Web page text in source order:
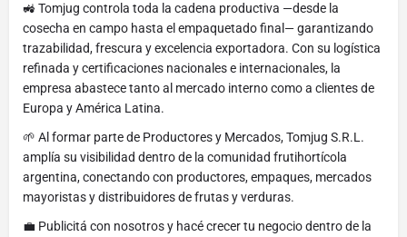
🚜 Tomjug controla toda la cadena productiva —desde la
cosecha en campo hasta el empaquetado final— garantizando
trazabilidad, frescura y excelencia exportadora. Con su logística
refinada y certificaciones nacionales e internacionales, la
empresa abastece tanto al mercado interno como a clientes de
Europa y América Latina.
🌱 Al formar parte de Productores y Mercados, Tomjug S.R.L.
amplía su visibilidad dentro de la comunidad frutihortícola
argentina, conectando con productores, empaques, mercados
mayoristas y distribuidores de frutas y verduras.
💼 Publicitá con nosotros y hacé crecer tu negocio dentro de la